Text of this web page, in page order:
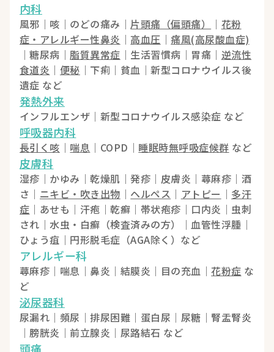
内科
風邪｜咳｜のどの痛み｜片頭痛（偏頭痛） ｜ 花粉
症・アレルギー性鼻炎 ｜ 高血圧 ｜痛風(高尿酸血症)
｜糖尿病｜脂質異常症 ｜生活習慣病｜胃痛｜ 逆流性
食道炎 ｜ 便秘 ｜下痢｜貧血｜新型コロナウイルス後
遺症 など
発熱外来
インフルエンザ｜新型コロナウイルス感染症 など
呼吸器内科
長引く咳 ｜ 喘息 ｜COPD｜ 睡眠時無呼吸症候群 など
皮膚科
湿疹｜かゆみ｜乾燥肌｜発疹｜皮膚炎｜蕁麻疹｜酒
さ｜ ニキビ・吹き出物 ｜ ヘルペス ｜ アトピー ｜ 多汗
症 ｜あせも｜汗疱｜乾癬｜帯状疱疹｜口内炎｜虫刺
され｜水虫・白癬（検査済みの方）｜血管性浮腫｜
ひょう疽｜円形脱毛症（AGA除く）など
アレルギー科
蕁麻疹｜喘息｜鼻炎｜結膜炎｜目の充血｜花粉症 な
ど
泌尿器科
尿漏れ｜頻尿｜排尿困難｜蛋白尿｜尿糖｜腎盂腎炎
｜膀胱炎｜前立腺炎｜尿路結石 など
頭痛